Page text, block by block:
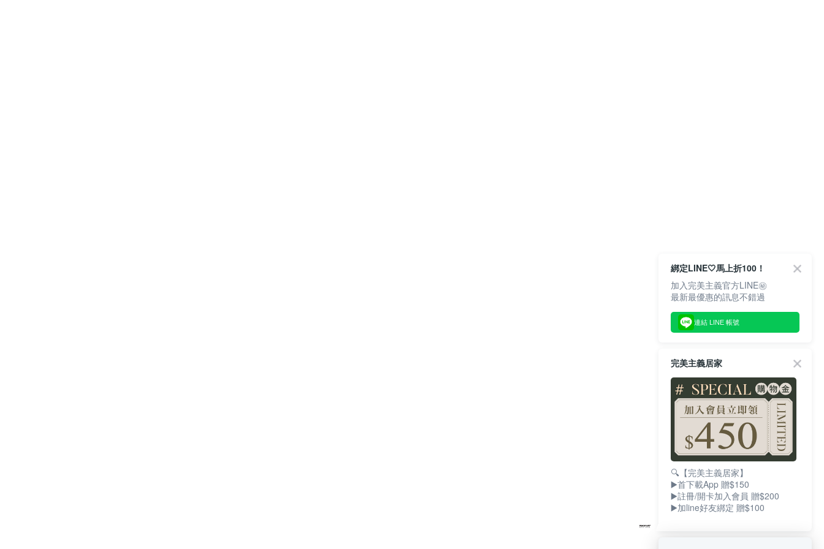
綁定LINE🤍馬上折100！
加入完美主義官方LINE㊙
最新最優惠的訊息不錯過
連結 LINE 帳號
完美主義居家
🔍【完美主義居家】
▶️首下載App 贈$150
▶️註冊/開卡加入會員 贈$200
▶️加line好友綁定 贈$100